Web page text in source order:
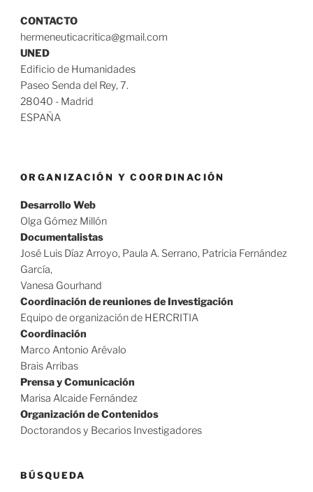
CONTACTO
hermeneuticacritica@gmail.com
UNED
Edificio de Humanidades
Paseo Senda del Rey, 7.
28040 - Madrid
ESPAÑA
ORGANIZACIÓN Y COORDINACIÓN
Desarrollo Web
Olga Gómez Millón
Documentalistas
José Luis Díaz Arroyo, Paula A. Serrano, Patricia Fernández
García,
Vanesa Gourhand
Coordinación de reuniones de Investigación
Equipo de organización de HERCRITIA
Coordinación
Marco Antonio Arévalo
Brais Arribas
Prensa y Comunicación
Marisa Alcaide Fernández
Organización de Contenidos
Doctorandos y Becarios Investigadores
BÚSQUEDA